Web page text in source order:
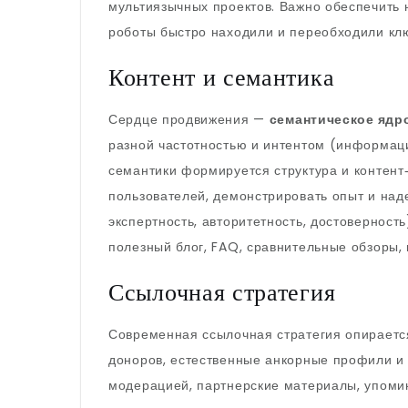
мультиязычных проектов. Важно
роботы быстро находили и переобходили
Контент и семантика
Сердце продвижения — семантическое
разной частотностью и интентом
семантики формируется структура и
пользователей, демонстрировать опыт и
экспертность, авторитетность,
полезный блог, FAQ, сравнительные обзоры,
Ссылочная стратегия
Современная ссылочная стратегия
доноров, естественные анкорные профили
модерацией, партнерские материалы,